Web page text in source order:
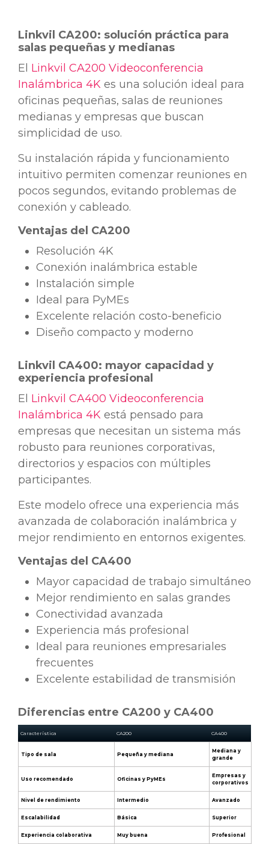
Linkvil CA200: solución práctica para
salas pequeñas y medianas
El Linkvil CA200 Videoconferencia
Inalámbrica 4K es una solución ideal para
oficinas pequeñas, salas de reuniones
medianas y empresas que buscan
simplicidad de uso.
Su instalación rápida y funcionamiento
intuitivo permiten comenzar reuniones en
pocos segundos, evitando problemas de
conexión y cableado.
Ventajas del CA200
Resolución 4K
Conexión inalámbrica estable
Instalación simple
Ideal para PyMEs
Excelente relación costo-beneficio
Diseño compacto y moderno
Linkvil CA400: mayor capacidad y
experiencia profesional
El Linkvil CA400 Videoconferencia
Inalámbrica 4K está pensado para
empresas que necesitan un sistema más
robusto para reuniones corporativas,
directorios y espacios con múltiples
participantes.
Este modelo ofrece una experiencia más
avanzada de colaboración inalámbrica y
mejor rendimiento en entornos exigentes.
Ventajas del CA400
Mayor capacidad de trabajo simultáneo
Mejor rendimiento en salas grandes
Conectividad avanzada
Experiencia más profesional
Ideal para reuniones empresariales
frecuentes
Excelente estabilidad de transmisión
Diferencias entre CA200 y CA400
Característica CA200 CA400
Tipo de sala Pequeña y mediana
Mediana y
grande
Uso recomendado Oficinas y PyMEs
Empresas y
corporativos
Nivel de rendimiento Intermedio Avanzado
Escalabilidad Básica Superior
Experiencia colaborativa Muy buena Profesional